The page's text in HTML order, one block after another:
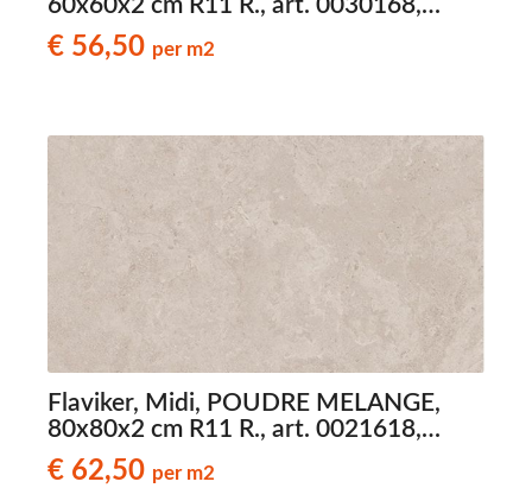
60x60x2 cm R11 R., art. 0030168,
natuursteenlook terrastegels
€ 56,50 per m2
Flaviker, Midi, POUDRE MELANGE,
80x80x2 cm R11 R., art. 0021618,
natuursteenlook terrastegels
€ 62,50 per m2